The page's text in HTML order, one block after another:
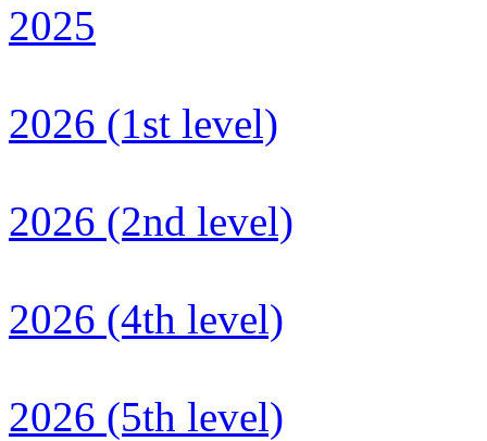
2025
2026 (1st level)
2026 (2nd level)
2026 (4th level)
2026 (5th level)